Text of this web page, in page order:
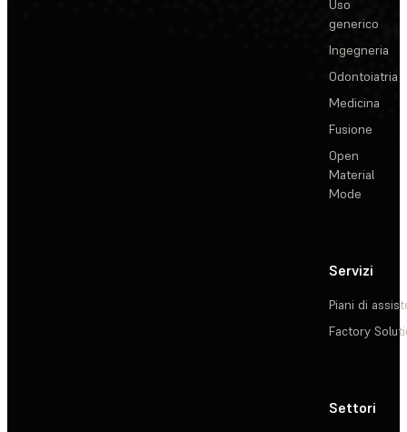
Uso
generico
Ingegneria
Odontoiatria
Medicina
Fusione
Open
Material
Mode
Servizi
Piani di
Factory
Settori